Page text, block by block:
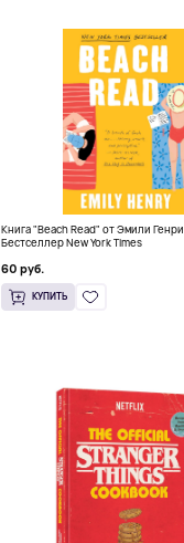
Книга "Beach Read" от Эмили Генри
Бестселлер New York Times
60 руб.
КУПИТЬ